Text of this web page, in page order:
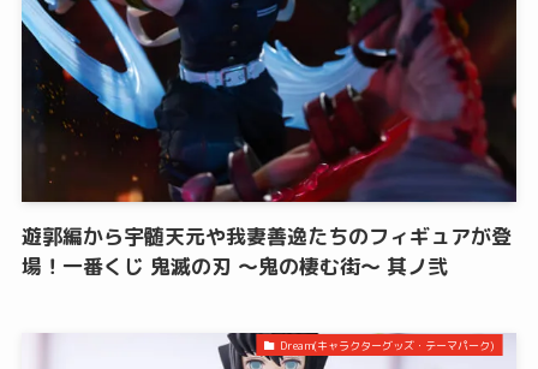
遊郭編から宇髄天元や我妻善逸たちのフィギュアが登
場！一番くじ 鬼滅の刃 ～鬼の棲む街～ 其ノ弐
Dream(キャラクターグッズ・テーマパーク)